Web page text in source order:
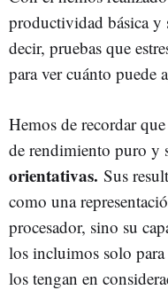
productividad básica
decir, pruebas que
para ver cuánto puede
Hemos de recordar que
de rendimiento puro y
orientativas. Sus
como una
procesador, sino su
los incluimos solo
los tengan en